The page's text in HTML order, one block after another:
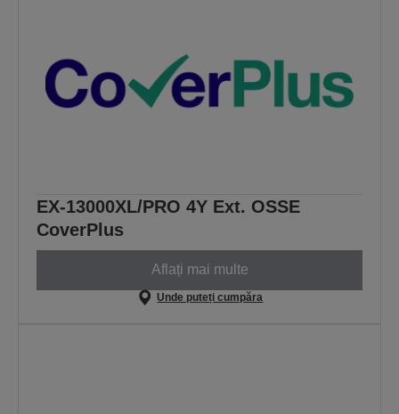
EX-13000XL/PRO 4Y Ext. OSSE
CoverPlus
Aflați mai multe
Unde puteți cumpăra